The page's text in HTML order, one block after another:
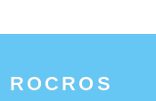
ROCROS